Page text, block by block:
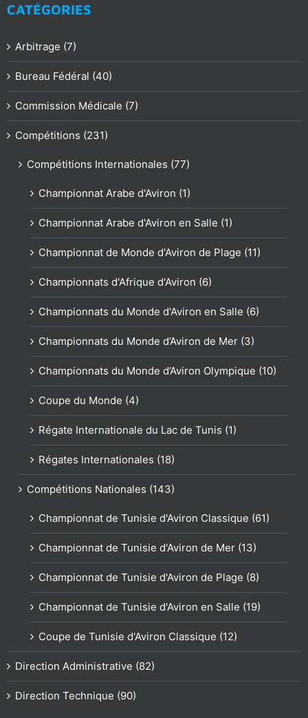
CATÉGORIES
Arbitrage (7)
Bureau Fédéral (40)
Commission Médicale (7)
Compétitions (231)
Compétitions Internationales (77)
Championnat Arabe d'Aviron (1)
Championnat Arabe d'Aviron en Salle (1)
Championnat de Monde d'Aviron de Plage (11)
Championnats d'Afrique d'Aviron (6)
Championnats du Monde d'Aviron en Salle (6)
Championnats du Monde d’Aviron de Mer (3)
Championnats du Monde d’Aviron Olympique (10)
Coupe du Monde (4)
Régate Internationale du Lac de Tunis (1)
Régates Internationales (18)
Compétitions Nationales (143)
Championnat de Tunisie d'Aviron Classique (61)
Championnat de Tunisie d'Aviron de Mer (13)
Championnat de Tunisie d'Aviron de Plage (8)
Championnat de Tunisie d'Aviron en Salle (19)
Coupe de Tunisie d'Aviron Classique (12)
Direction Administrative (82)
Direction Technique (90)